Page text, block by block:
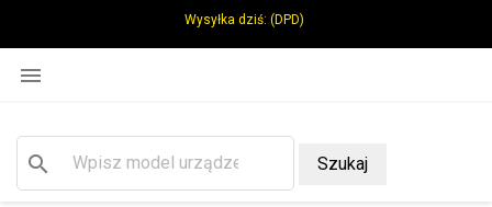
Wysyłka dziś: (DPD)

search Szukaj